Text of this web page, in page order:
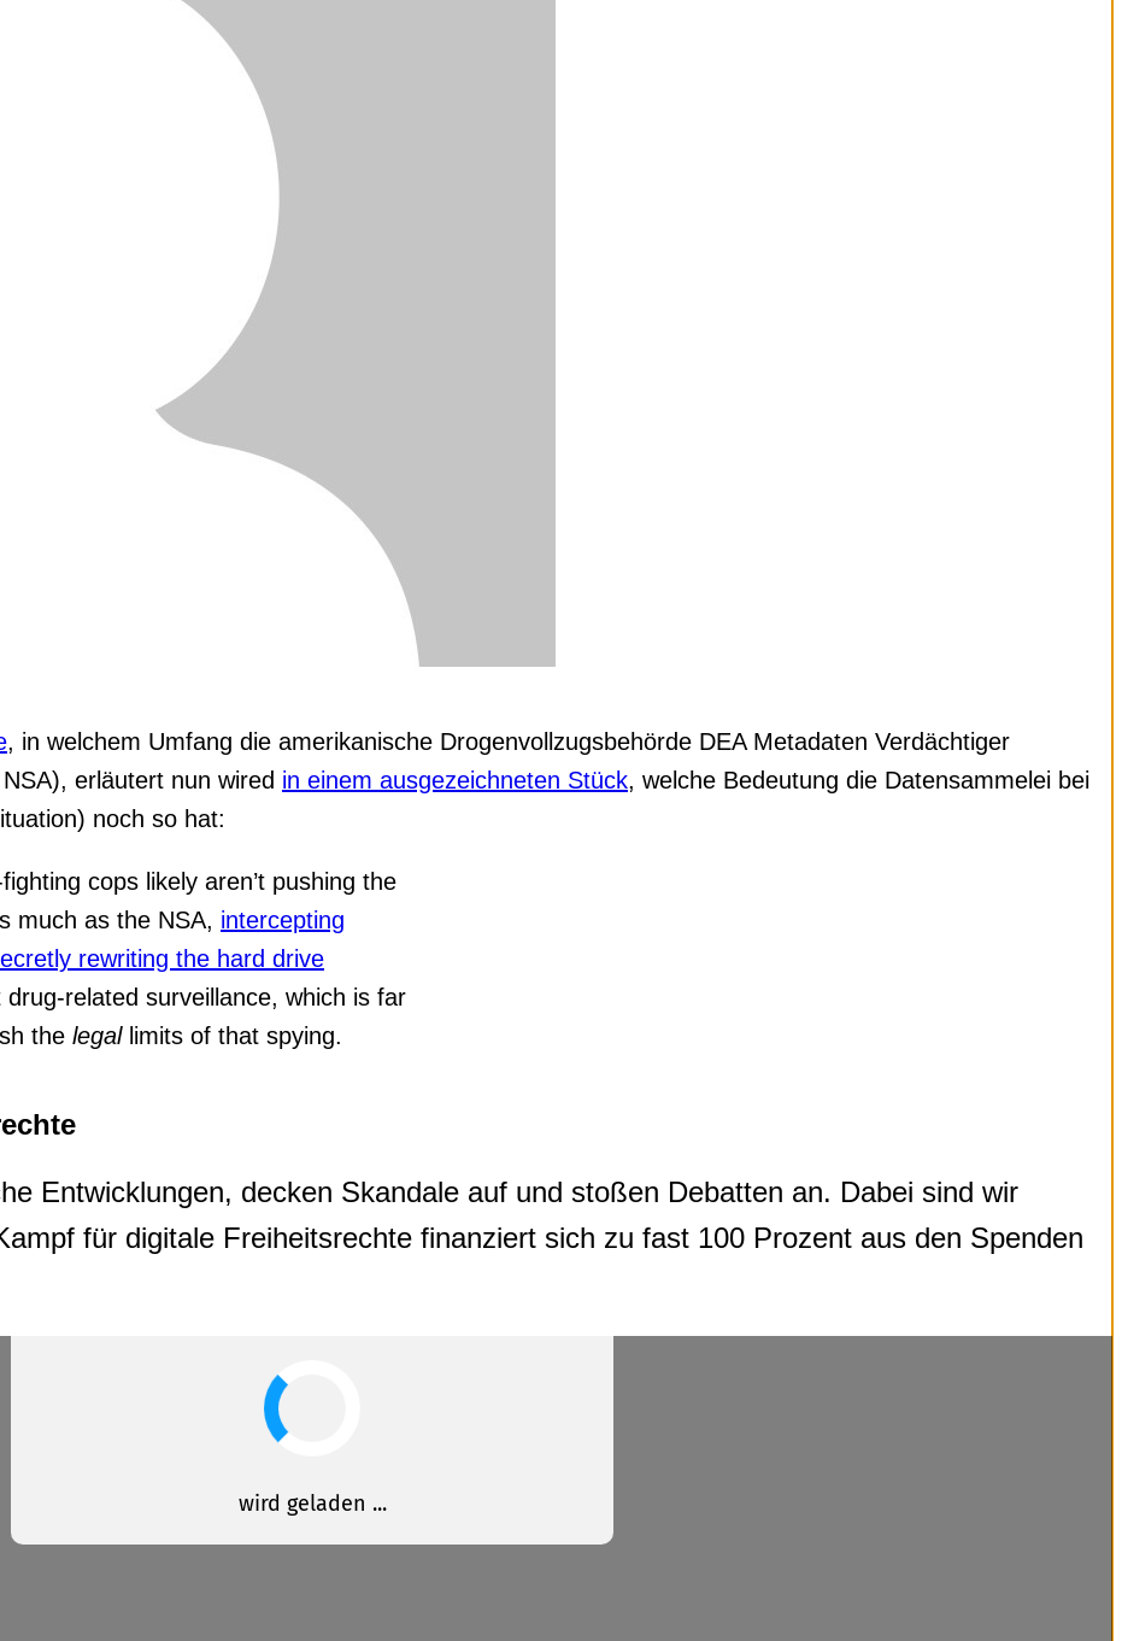
, in welchem Umfang die amerikanische Drogenvollzugsbehörde DEA Metadaten Verdächtiger
erläutert nun wired in einem ausgezeichneten Stück, welche Bedeutung die Datensammelei bei
noch so hat:
cops likely aren’t pushing the
much as the NSA, intercepting
rewriting the hard drive
drug-related surveillance, which is far
the legallimits of that spying.
Entwicklungen, decken Skandale auf und stoßen Debatten an. Dabei sind wir
für digitale Freiheitsrechte finanziert sich zu fast 100 Prozent aus den Spenden